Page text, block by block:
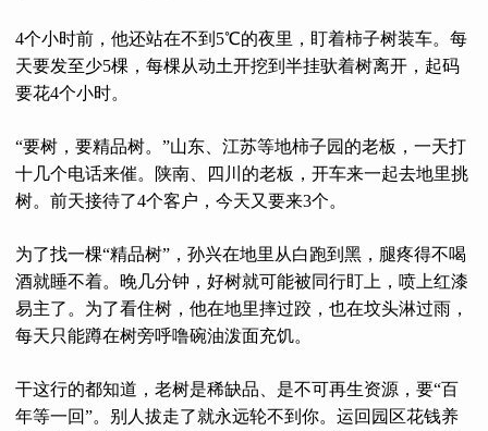
4个小时前，他还站在不到5℃的夜里，盯着柿子树装车。每
天要发至少5棵，每棵从动土开挖到半挂驮着树离开，起码
要花4个小时。
“要树，要精品树。”山东、江苏等地柿子园的老板，一天打
十几个电话来催。陕南、四川的老板，开车来一起去地里挑
树。前天接待了4个客户，今天又要来3个。
为了找一棵“精品树”，孙兴在地里从白跑到黑，腿疼得不喝
酒就睡不着。晚几分钟，好树就可能被同行盯上，喷上红漆
易主了。为了看住树，他在地里摔过跤，也在坟头淋过雨，
每天只能蹲在树旁呼噜碗油泼面充饥。
干这行的都知道，老树是稀缺品、是不可再生资源，要“百
年等一回”。别人拔走了就永远轮不到你。运回园区花钱养